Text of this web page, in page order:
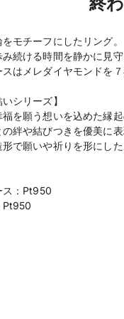
モチーフにしたリング。
み続ける時間を静かに見
スはメレダイヤモンドを
いシリーズ】
福を願う想いを込めた縁起
の絆や結びつきを優美に表
で願いや祈りを形にし
ス：Pt950
Pt950